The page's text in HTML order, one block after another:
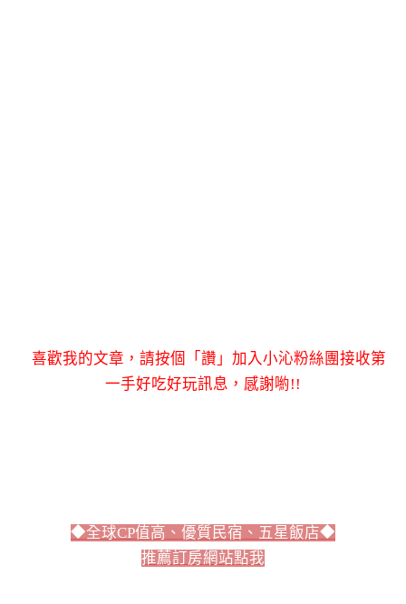
喜歡我的文章，請按個「讚」加入小沁粉絲團接收第
一手好吃好玩訊息，感謝喲!!
◆全球CP值高、優質民宿、五星飯店◆
推薦訂房網站點我